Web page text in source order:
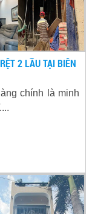
2 LẦU TẠI BIÊN
chính là minh